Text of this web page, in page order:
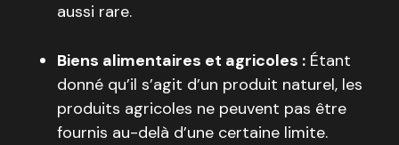
aussi rare.
Biens alimentaires et agricoles : Étant
donné qu’il s’agit d’un produit naturel, les
produits agricoles ne peuvent pas être
fournis au-delà d’une certaine limite.